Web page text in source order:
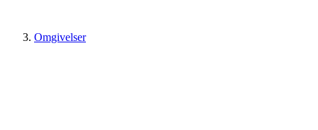
Omgivelser